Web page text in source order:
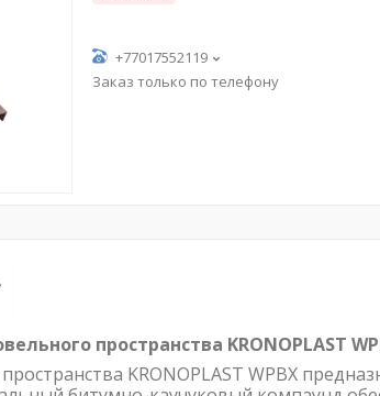
+77017552119
Заказ только по телефону
пространства KRONOPLAST
KRONOPLAST WPBХ